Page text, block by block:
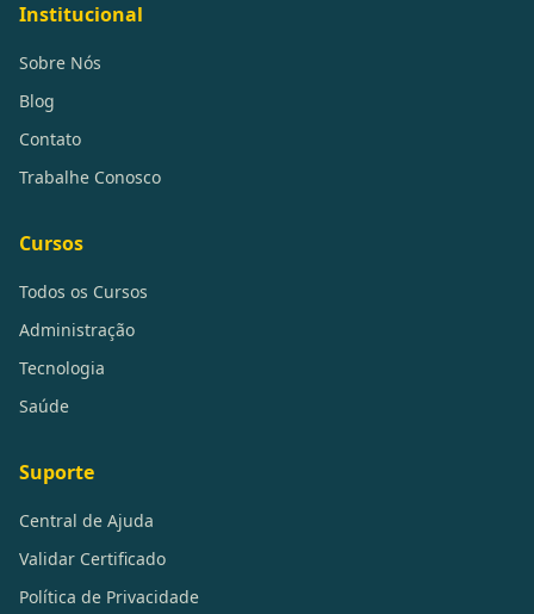
Institucional
Sobre Nós
Blog
Contato
Trabalhe Conosco
Cursos
Todos os Cursos
Administração
Tecnologia
Saúde
Suporte
Central de Ajuda
Validar Certificado
Política de Privacidade